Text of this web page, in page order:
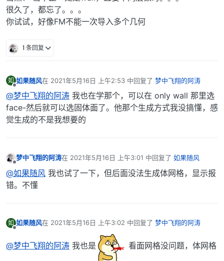
很久了，都忘了。。。
你试试，好像FM不能一次导入多个几何
1 条回复
如
离线
如果随风在 2021年5月16日 上午2:53 中回复了 梦中飞翔的阿涛
最后由 编辑
@梦中飞翔的阿涛 我也在学那个，可以在 only wall 那里选
face-然后就可以选固体面了。他那个生成方式我没搞懂，感
觉生成的不是我想要的
梦中飞翔的阿涛在 2021年5月16日 上午3:01 中回复了 如果随风
最后由 编辑
@如果随风 我也试了一下，但后面没法生成体网格，显示报
错。不懂
如 如果随风在 2021年5月16日 上午3:02 中回复了 梦中飞翔的阿涛
最后由 编辑
@梦中飞翔的阿涛 我也是 看面网格没问题，体网格